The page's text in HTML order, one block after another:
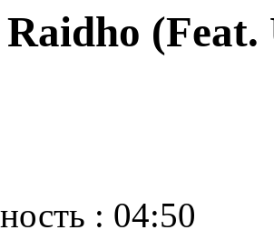
: 04:50